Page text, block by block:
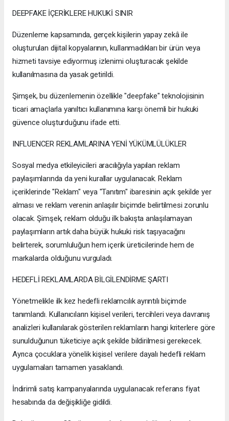
DEEPFAKE İÇERİKLERE HUKUKİ SINIR
Düzenleme kapsamında, gerçek kişilerin yapay zekâ ile
oluşturulan dijital kopyalarının, kullanmadıkları bir ürün veya
hizmeti tavsiye ediyormuş izlenimi oluşturacak şekilde
kullanılmasına da yasak getirildi.
Şimşek, bu düzenlemenin özellikle "deepfake" teknolojisinin
ticari amaçlarla yanıltıcı kullanımına karşı önemli bir hukuki
güvence oluşturduğunu ifade etti.
INFLUENCER REKLAMLARINA YENİ YÜKÜMLÜLÜKLER
Sosyal medya etkileyicileri aracılığıyla yapılan reklam
paylaşımlarında da yeni kurallar uygulanacak. Reklam
içeriklerinde "Reklam" veya "Tanıtım" ibaresinin açık şekilde yer
alması ve reklam verenin anlaşılır biçimde belirtilmesi zorunlu
olacak. Şimşek, reklam olduğu ilk bakışta anlaşılamayan
paylaşımların artık daha büyük hukuki risk taşıyacağını
belirterek, sorumluluğun hem içerik üreticilerinde hem de
markalarda olduğunu vurguladı.
HEDEFLİ REKLAMLARDA BİLGİLENDİRME ŞARTI
Yönetmelikle ilk kez hedefli reklamcılık ayrıntılı biçimde
tanımlandı. Kullanıcıların kişisel verileri, tercihleri veya davranış
analizleri kullanılarak gösterilen reklamların hangi kriterlere göre
sunulduğunun tüketiciye açık şekilde bildirilmesi gerekecek.
Ayrıca çocuklara yönelik kişisel verilere dayalı hedefli reklam
uygulamaları tamamen yasaklandı.
İndirimli satış kampanyalarında uygulanacak referans fiyat
hesabında da değişikliğe gidildi.